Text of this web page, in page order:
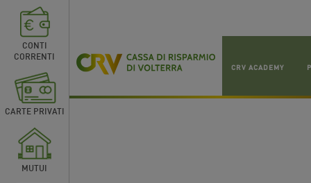
CRV ACADEMY
CONTI
CORRENTI
CARTE PRIVATI
MUTUI